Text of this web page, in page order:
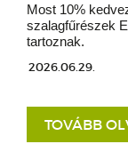
Most 10%
szalagfűrészek
tartoznak.
2026.06.29.
TOVÁBB